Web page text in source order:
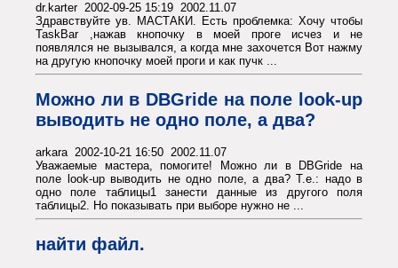
dr.karter 2002-09-25 15:19 2002.11.07
Здравствуйте ув. МАСТАКИ. Есть проблемка: Хочу чтобы
TaskBar ,нажав кнопочку в моей проге исчез и не
появлялся не вызывался, а когда мне захочется Вот нажму
на другую кнопочку моей проги и как пучк ...
Можно ли в DBGride на поле look-up
выводить не одно поле, а два?
arkara 2002-10-21 16:50 2002.11.07
Уважаемые мастера, помогите! Можно ли в DBGride на
поле look-up выводить не одно поле, а два? Т.е.: надо в
одно поле таблицы1 занести данные из другого поля
таблицы2. Но показывать при выборе нужно не ...
найти файл.